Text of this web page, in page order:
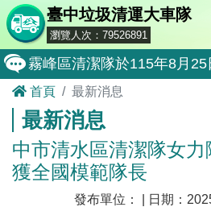
臺中垃圾清運大車隊
瀏覽人次：79526891
霧峰區清潔隊於115年8月
大肚區清潔隊於115年8月
北屯區清潔隊於115年8月
外埔區清潔隊於115年8月
石岡區清潔隊於115年8月
首頁 最新消息
最新消息
中市清水區清潔隊女
獲全國模範隊長
發布單位： | 日期：